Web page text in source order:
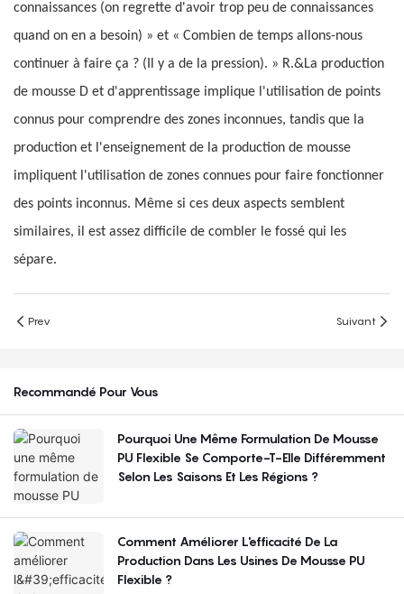
connaissances (on regrette d'avoir trop peu de connaissances
quand on en a besoin) » et « Combien de temps allons-nous
continuer à faire ça ? (Il y a de la pression). » R.&La production
de mousse D et d'apprentissage implique l'utilisation de points
connus pour comprendre des zones inconnues, tandis que la
production et l'enseignement de la production de mousse
impliquent l'utilisation de zones connues pour faire fonctionner
des points inconnus. Même si ces deux aspects semblent
similaires, il est assez difficile de combler le fossé qui les
sépare.
Prev Suivant
Recommandé Pour Vous
Pourquoi Une Même Formulation De Mousse
PU Flexible Se Comporte-T-Elle Différemment
Selon Les Saisons Et Les Régions ?
Comment Améliorer L'efficacité De La
Production Dans Les Usines De Mousse PU
Flexible ?